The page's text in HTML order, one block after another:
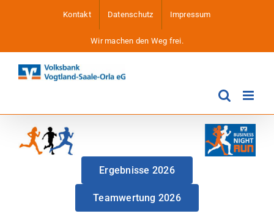
Kontakt Datenschutz Impressum
Wir machen den Weg frei.
Ergebnisse 2026
Teamwertung 2026